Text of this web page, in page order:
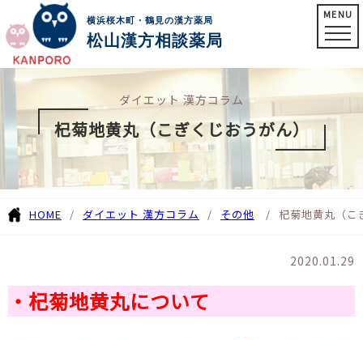
横浜桜木町・鶴見の漢方薬局
松山漢方相談薬局
MENU
ダイエット 漢方コラム
杞菊地黄丸（こぎくじおうがん）
HOME ダイエット 漢方コラム その他 杞菊地黄丸（こ
2020.01.29
・杞菊地黄丸について